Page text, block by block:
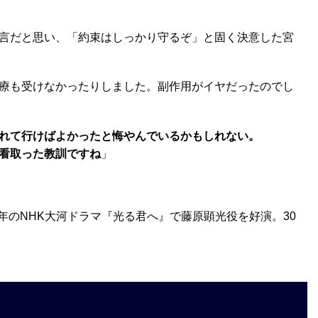
と思い、「約束はしっかり守るぞ」と固く決意した宮
も受けなかったりしました。副作用がイヤだったのでし
行けばよかったと悔やんでいるかもしれない。
取った教訓ですね 」
NHK大河ドラマ『光る君へ』で藤原顕光役を好演。30